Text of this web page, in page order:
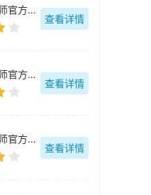
魔方电脑大师官方最新版
查看详情
魔方电脑大师官方最新版
查看详情
魔方电脑大师官方最新版
查看详情